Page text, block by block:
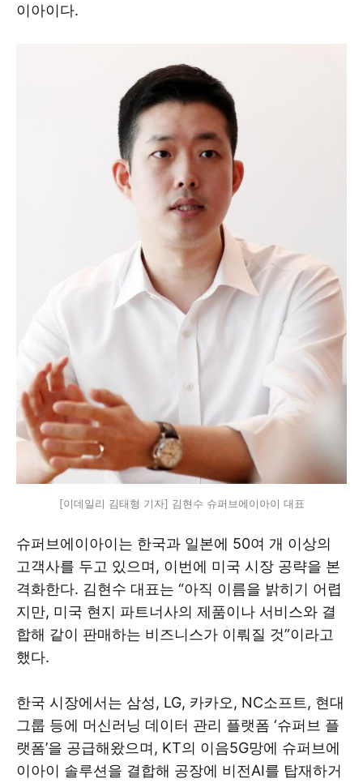
이아이다.
[이데일리 김태형 기자] 김현수 슈퍼브에이아이 대표
슈퍼브에이아이는 한국과 일본에 50여 개 이상의
고객사를 두고 있으며, 이번에 미국 시장 공략을 본
격화한다. 김현수 대표는 “아직 이름을 밝히기 어렵
지만, 미국 현지 파트너사의 제품이나 서비스와 결
합해 같이 판매하는 비즈니스가 이뤄질 것”이라고
했다.
한국 시장에서는 삼성, LG, 카카오, NC소프트, 현대
그룹 등에 머신러닝 데이터 관리 플랫폼 ‘슈퍼브 플
랫폼’을 공급해왔으며, KT의 이음5G망에 슈퍼브에
이아이 솔루션을 결합해 공장에 비전AI를 탑재하거